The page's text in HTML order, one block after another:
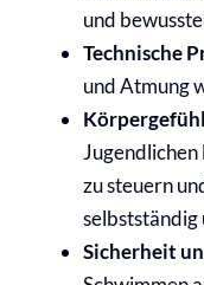
und
Technische
und Atmung
zu steuern
selbstständig
Sicherheit